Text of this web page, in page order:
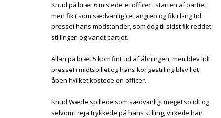
Knud på bræt 6 mistede et officer i starten af partiet,
men fik ( som sædvanlig ) et angreb og fik i lang tid
presset hans modstander, som dog til sidst fik reddet
stillingen og vandt partiet.
Allan på bræt 5 kom fint ud af åbningen, men blev lidt
presset i midtspillet og hans kongestilling blev lidt
åben hvilket kostede en officer.
Knud Wæde spillede som sædvanligt meget solidt og
selvom Freja trykkede på hans stilling, virkede han